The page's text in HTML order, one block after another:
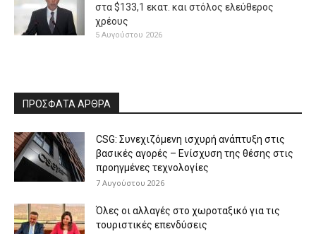
στα $133,1 εκατ. και στόλος ελεύθερος
χρέους
5 Αυγούστου 2026
ΠΡΟΣΦΑΤΑ ΑΡΘΡΑ
CSG: Συνεχιζόμενη ισχυρή ανάπτυξη στις
βασικές αγορές – Ενίσχυση της θέσης στις
προηγμένες τεχνολογίες
7 Αυγούστου 2026
Όλες οι αλλαγές στο χωροταξικό για τις
τουριστικές επενδύσεις